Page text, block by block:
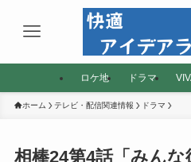
ロケ地 ドラマ
ホーム テレビ・配信関連情報 ドラマ
相棒24第4話「みん